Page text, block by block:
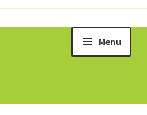
Menu